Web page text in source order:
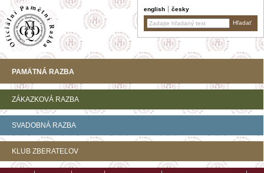
english česky
PAMÄTNÁ RAZBA
ZÁKAZKOVÁ RAZBA
SVADOBNÁ RAZBA
KLUB ZBERATEĽOV